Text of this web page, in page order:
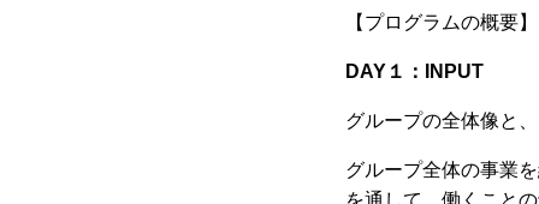
【プログラムの概要】
DAY１：INPUT
グループの全体像と
グループ全体の事業
を通して、働くこと